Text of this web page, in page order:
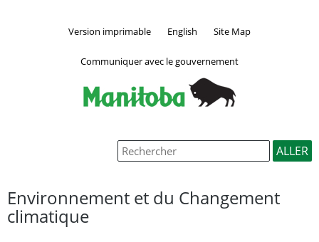
Version imprimable English Site Map
Communiquer avec le gouvernement
Environnement et du Changement
climatique